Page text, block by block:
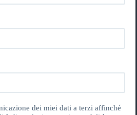
dei miei dati a terzi affinché